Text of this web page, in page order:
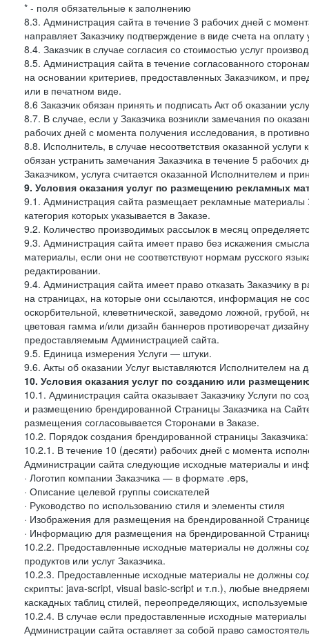
* - поля обязательные к заполнению
8.3. Администрация сайта в течение 3 рабочих дней с
направляет Заказчику подтверждение в виде счета на оплату
8.4. Заказчик в случае согласия со стоимостью услуг
8.5. Администрация сайта в течение согласованного
на основании критериев, предоставленных Заказчиком, и
или в печатном виде.
8.6 Заказчик обязан принять и подписать Акт об оказании
8.7. В случае, если у Заказчика возникли замечания по
рабочих дней с момента получения исследования, в
8.8. Исполнитель, в случае несоответствия оказанной
обязан устранить замечания Заказчика в течение 5 рабочих
Заказчиком, услуга считается оказанной Исполнителем и
9. Условия оказания услуг по размещению рекламных
9.1. Администрация сайта размещает рекламные материалы
категория которых указывается в Заказе.
9.2. Количество производимых рассылок в месяц
9.3. Администрация сайта имеет право без искажения
материалы, если они не соответствуют нормам русского
редактировании.
9.4. Администрация сайта имеет право отказать
на страницах, на которые они ссылаются, информация не
оскорбительной, клеветнической, заведомо ложной,
цветовая гамма и/или дизайн баннеров противоречат
предоставляемым Администрацией сайта.
9.5. Единица измерения Услуги — штуки.
9.6. Акты об оказании Услуг выставляются Исполнителем на
10. Условия оказания услуг по созданию или
10.1. Администрация сайта оказывает Заказчику Услуги по
и размещению брендированной Страницы Заказчика на
размещения согласовывается Сторонами в Заказе.
10.2. Порядок создания брендированной страницы Заказчика:
10.2.1. В течение 10 (десяти) рабочих дней с момента
Администрации сайта следующие исходные материалы и
· Логотип компании Заказчика — в формате .eps,
· Описание целевой группы соискателей
· Руководство по использованию стиля и элементы стиля
· Изображения для размещения на брендированной
· Информацию для размещения на брендированной
10.2.2. Предоставленные исходные материалы не должны
продуктов или услуг Заказчика.
10.2.3. Предоставленные исходные материалы не должны
скрипты: java-script, visual basic-script и т.п.), любые
каскадных таблиц стилей, переопределяющих,
10.2.4. В случае если предоставленные исходные
Администрации сайта оставляет за собой право